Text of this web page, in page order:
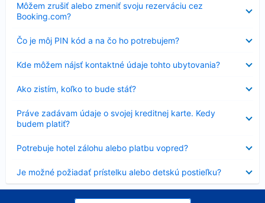
Môžem zrušiť alebo zmeniť svoju rezerváciu cez
Booking.com?
sa
Čo je môj PIN kód a na čo ho potrebujem?
Nezobrazuje
sa
Kde môžem nájsť kontaktné údaje tohto ubytovania?
sa
Ako zistím, koľko to bude stáť?
sa
Práve zadávam údaje o svojej kreditnej karte. Kedy
budem platiť?
sa
Potrebuje hotel zálohu alebo platbu vopred?
sa
Je možné požiadať prístelku alebo detskú postieľku?
sa